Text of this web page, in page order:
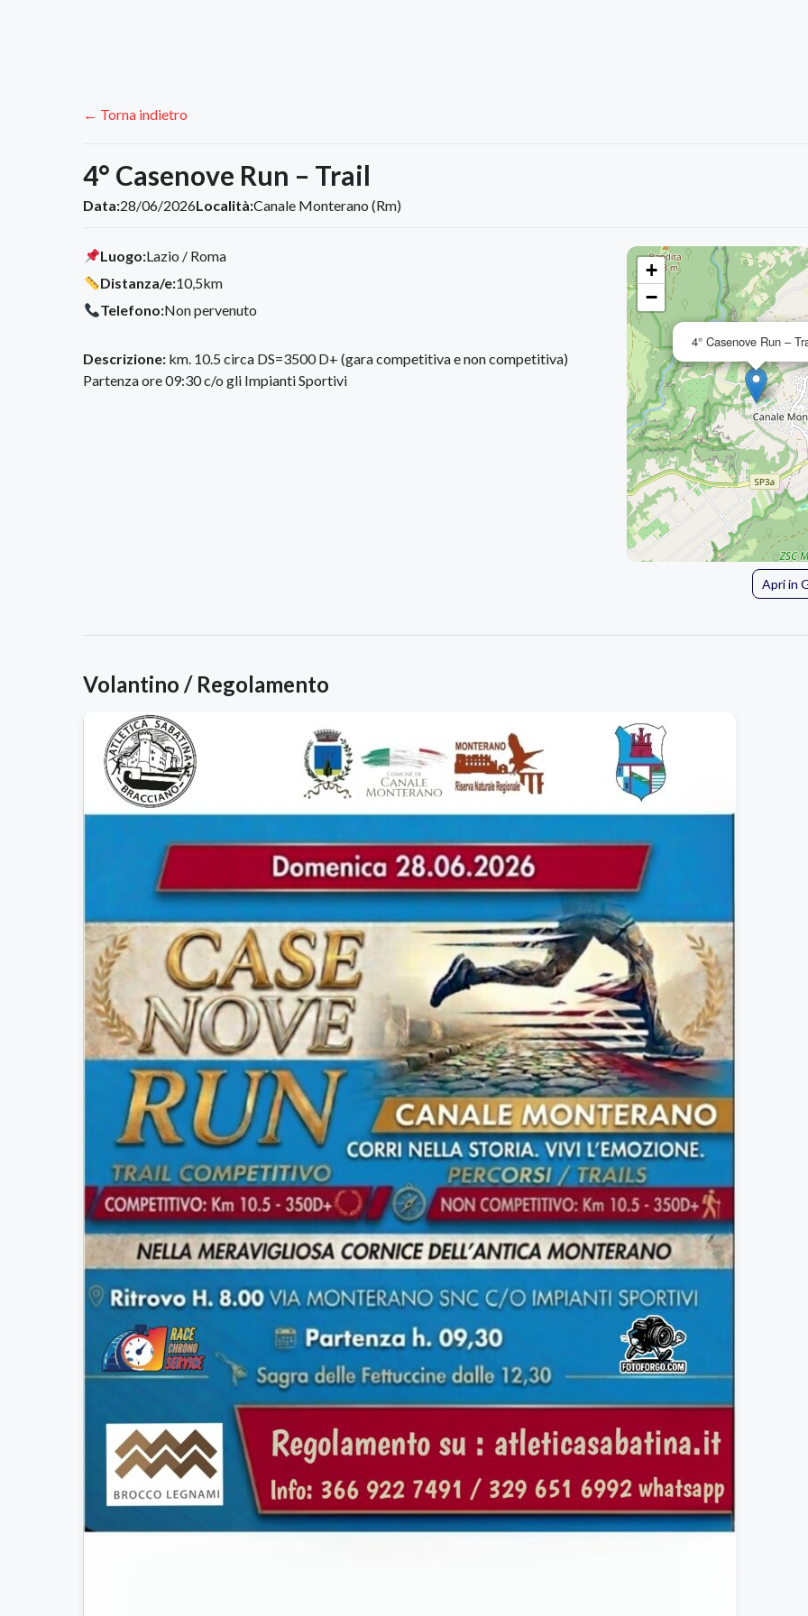
← Torna indietro
4° Casenove Run – Trail
Data:28/06/2026Località:Canale Monterano (Rm)
Luogo:Lazio / Roma
Distanza/e:10,5km
Telefono:Non pervenuto
Descrizione: km. 10.5 circa DS=3500 D+ (gara competitiva e non competitiva)
Partenza ore 09:30 c/o gli Impianti Sportivi
4° Casenove Run –
+
−
Apri in
Volantino / Regolamento